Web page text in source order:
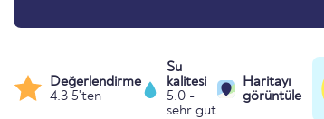
Değerlendirme
4.3 5'ten
Su
kalitesi
5.0 -
sehr gut
Haritayı
görüntüle